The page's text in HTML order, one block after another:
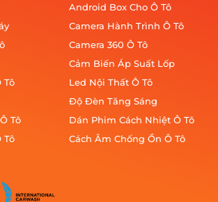
Tô
Tô
Tô
Android Box Cho Ô Tô
Camera Hành Trình Ô Tô
Camera 360 Ô Tô
Cảm Biến Áp Suất Lốp
Led Nội Thất Ô Tô
Độ Đèn Tăng Sáng
Dán Phim Cách Nhiệt Ô Tô
Cách Âm Chống Ồn Ô Tô